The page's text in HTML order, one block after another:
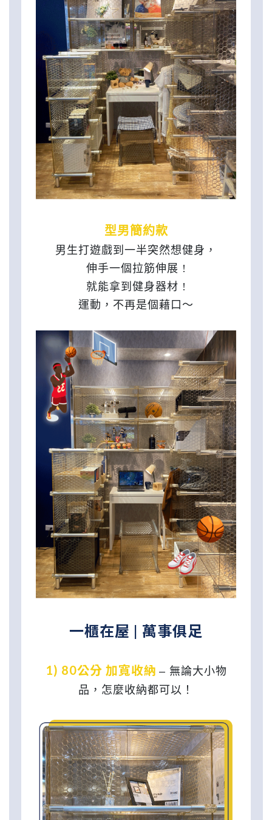
型男簡約款
男生打遊戲到一半突然想健身，
伸手一個拉筋伸展 !
就能拿到健身器材 !
運動，不再是個藉口～
一櫃在屋 | 萬事俱足
1) 80公分 加寬收納 – 無論大小物
品，怎麼收納都可以！